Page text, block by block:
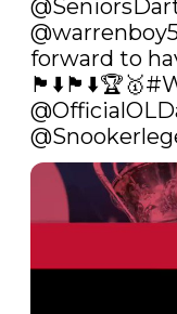
forward to
🏴󠁧󠁢󠁷󠁬󠁳󠁿⬇️🏴󠁧󠁢󠁷󠁬󠁳󠁿⬇️🏆🥇